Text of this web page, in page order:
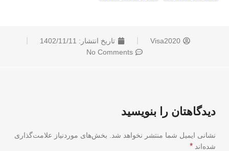
Visa2020 تاریخ انتشار: 1402/11/11
No Comments
دیدگاهتان را بنویسید
نشانی ایمیل شما منتشر نخواهد شد.
بخش‌های موردنیاز علامت‌گذاری
شده‌اند *